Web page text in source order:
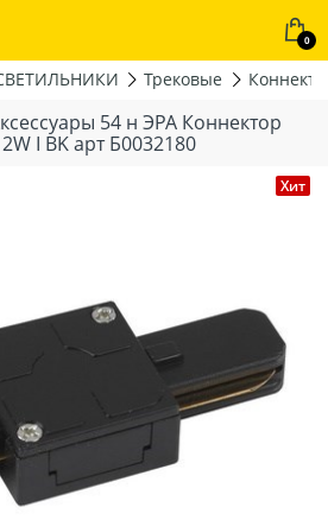
0
Трековые
54 н ЭРА Коннектор
2W I BK арт Б0032180
Хит